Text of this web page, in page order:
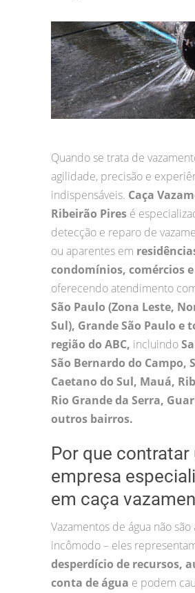
Quando se trata de
agilidade, precisão e
indispensáveis. Caça
Ribeirão Pires é
detecção e reparo de
ou aparentes em
condomínios, comércios
oferecendo atendimento
São Paulo (Zona Leste,
Sul), Grande São Paulo e
região do ABC, incluindo
São Bernardo do Campo,
Caetano do Sul, Mauá,
Rio Grande da Serra,
outros bairros.
Por que contratar
empresa
em caça
Vazamentos de água não
incômodo – eles
desperdício de recursos,
conta de água e podem